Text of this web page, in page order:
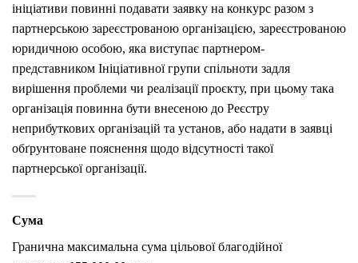
ініціативи повинні подавати заявку на конкурс разом з
партнерською зареєстрованою організацією, зареєстрованою
юридичною особою, яка виступає партнером-
представником Ініціативної групи спільноти задля
вирішення проблеми чи реалізації проєкту, при цьому така
організація повинна бути внесеною до Реєстру
неприбуткових організацій та установ, або надати в заявці
обґрунтоване пояснення щодо відсутності такої
партнерської організації.
Сума
Гранична максимальна сума цільової благодійної